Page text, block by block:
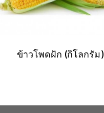
ข้าวโพดฝัก (กิโลกรัม)